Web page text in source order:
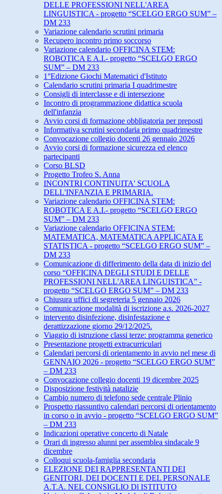
DELLE PROFESSIONI NELL'AREA
LINGUISTICA - progetto “SCELGO ERGO SUM” –
DM 233
Variazione calendario scrutini primaria
Recupero incontro primo soccorso
Variazione calendario OFFICINA STEM:
ROBOTICA E A.I.- progetto “SCELGO ERGO
SUM” – DM 233
1°Edizione Giochi Matematici d'Istituto
Calendario scrutini primaria I quadrimestre
Consigli di interclasse e di intersezione
Incontro di programmazione didattica scuola
dell'infanzia
Avvio corsi di formazione obbligatoria per preposti
Informativa scrutini secondaria primo quadrimestre
Convocazione collegio docenti 26 gennaio 2026
Avvio corsi di formazione sicurezza ed elenco
partecipanti
Corso BLSD
Progetto Trofeo S. Anna
INCONTRI CONTINUITA' SCUOLA
DELL'INFANZIA E PRIMARIA.
Variazione calendario OFFICINA STEM:
ROBOTICA E A.I.- progetto “SCELGO ERGO
SUM” – DM 233
Variazione calendario OFFICINA STEM:
MATEMATICA, MATEMATICA APPLICATA E
STATISTICA - progetto “SCELGO ERGO SUM” –
DM 233
Comunicazione di differimento della data di inizio del
corso “OFFICINA DEGLI STUDI E DELLE
PROFESSIONI NELL'AREA LINGUISTICA” -
progetto “SCELGO ERGO SUM” – DM 233
Chiusura uffici di segreteria 5 gennaio 2026
Comunicazione modalità di iscrizione a.s. 2026-2027
intervento disinfezione, disinfestazione e
derattizzazione giorno 29/12/2025.
Viaggio di istruzione classi terze: programma generico
Presentazione progetti extracurriculari
Calendari percorsi di orientamento in avvio nel mese di
GENNAIO 2026 - progetto “SCELGO ERGO SUM”
– DM 233
Convocazione collegio docenti 19 dicembre 2025
Disposizione festività natalizie
Cambio numero di telefono sede centrale Plinio
Prospetto riassuntivo calendari percorsi di orientamento
in corso o in avvio - progetto “SCELGO ERGO SUM”
– DM 233
Indicazioni operative concerto di Natale
Orari di ingresso alunni per assemblea sindacale 9
dicembre
Colloqui scuola-famiglia secondaria
ELEZIONE DEI RAPPRESENTANTI DEI
GENITORI, DEI DOCENTI E DEL PERSONALE
A.T.A. NEL CONSIGLIO Dl ISTITUTO